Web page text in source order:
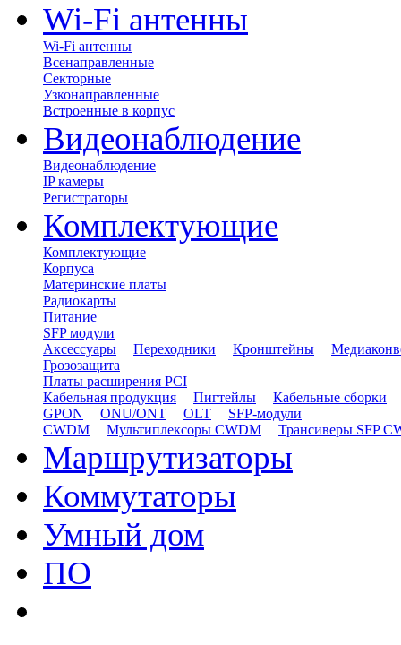
Wi-Fi антенны
Wi-Fi антенны
Всенаправленные
Секторные
Узконаправленные
Встроенные в корпус
Видеонаблюдение
Видеонаблюдение
IP камеры
Регистраторы
Комплектующие
Комплектующие
Корпуса
Материнские платы
Радиокарты
Питание
SFP модули
Аксессуары
Переходники Кронштейны
Грозозащита
Платы расширения PCI
Кабельная продукция
Пигтейлы
Кабельные сборки
GPON
ONU/ONT OLT
SFP-модули
CWDM
Мультиплексоры CWDM Трансиверы SFP
Маршрутизаторы
Коммутаторы
Умный дом
ПО